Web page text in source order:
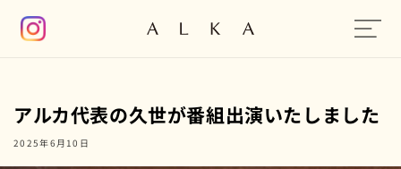
コンテン
ツに進む
アルカ代表の久世が番組出演いたしました
2025年6月10日